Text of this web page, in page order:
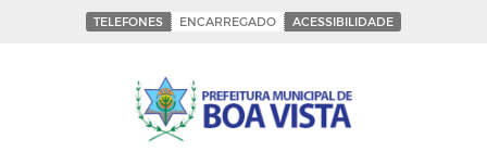
TELEFONES ENCARREGADO ACESSIBILIDADE